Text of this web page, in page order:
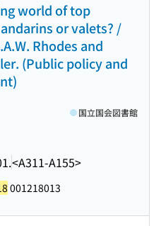
world of top
or valets? /
Rhodes and
(Public policy and
<A311-A155>
国立国会図書館
001218013